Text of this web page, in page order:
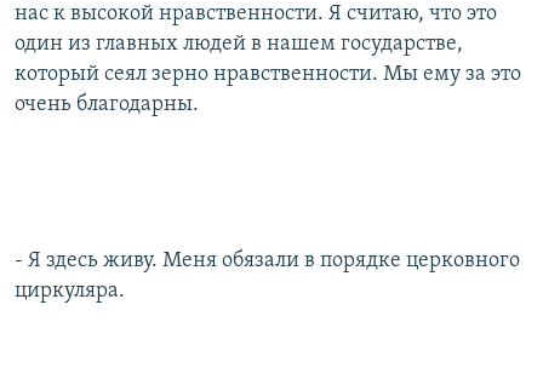
нас к высокой нравственности. Я считаю, что это
один из главных людей в нашем государстве,
который сеял зерно нравственности. Мы ему за это
очень благодарны.
- Я здесь живу. Меня обязали в порядке церковного
циркуляра.